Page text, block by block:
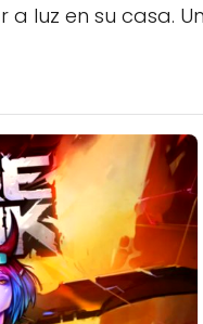
luz en su casa.